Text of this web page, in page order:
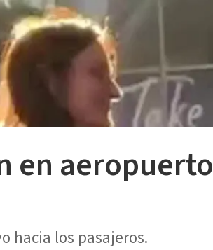
en aeropuerto
hacia los pasajeros.